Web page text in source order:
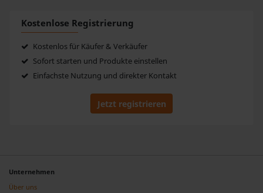
Kostenlose Registrierung
Kostenlos für Käufer & Verkäufer
Sofort starten und Produkte einstellen
Einfachste Nutzung und direkter Kontakt
Jetzt registrieren
Unternehmen
Über uns